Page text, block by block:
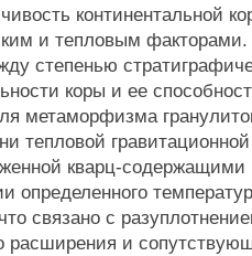
континентальной
и тепловым факторами.
степенью
коры и ее
метаморфизма
тепловой
кварц-
определенного
связано с
расширения и